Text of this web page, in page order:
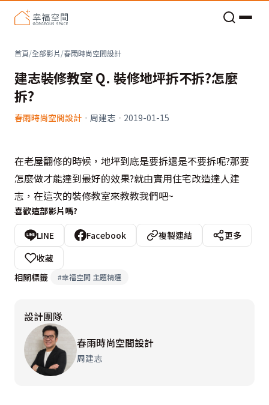
首頁/全部影片/春雨時尚空間設計
建志裝修教室 Q. 裝修地坪拆不拆?怎麼
拆?
春雨時尚空間設計 · 周建志 · 2019-01-15
在老屋翻修的時候，地坪到底是要拆還是不要拆呢?那要
怎麼做才能達到最好的效果?就由實用住宅改造達人建
志，在這次的裝修教室來教教我們吧~
喜歡這部影片嗎?
LINE Facebook 複製連結
更多
收藏
相關標籤
#幸福空間 主題精選
設計團隊
春雨時尚空間設計
周建志